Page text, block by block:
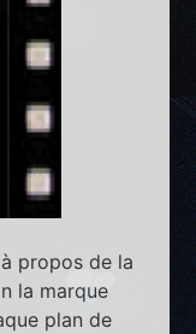
propos de la
la marque
plan de